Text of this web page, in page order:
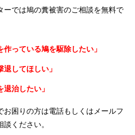
ーでは鳩の糞被害のご相談を無料で
作っている鳩を駆除したい」
退してほしい」
退治したい」
お困りの方は電話もしくはメールフ
ください。